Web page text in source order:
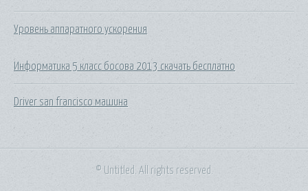
Уровень аппаратного ускорения
Информатика 5 класс босова 2013 скачать бесплатно
Driver san francisco машина
© Untitled. All rights reserved.